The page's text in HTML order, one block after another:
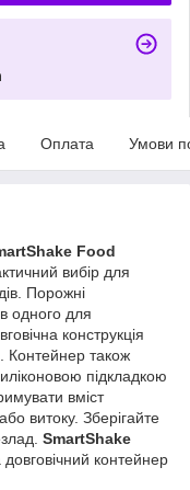
Оплата Умови
Food
вибір для
Порожні
одного для
конструкція
Контейнер також
підкладкою
вміст
витоку. Зберігайте
SmartShake
контейнер